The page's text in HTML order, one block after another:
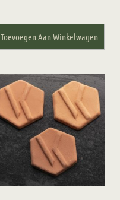
Toevoegen Aan Winkelwagen